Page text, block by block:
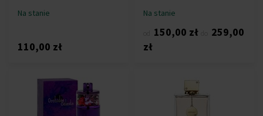
Na stanie
110,00 zł
Na stanie
150,00 zł
259,00
zł